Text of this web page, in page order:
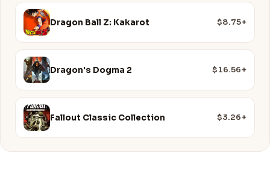
Dragon Ball Z: Kakarot $8.75+
Dragon's Dogma 2 $16.56+
Fallout Classic Collection $3.26+